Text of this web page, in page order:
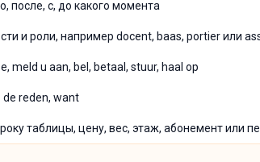
после, с, до какого момента
и роли, например docent, baas, portier или
meld u aan, bel, betaal, stuur, haal op
reden, want
таблицы, цену, вес, этаж, абонемент или